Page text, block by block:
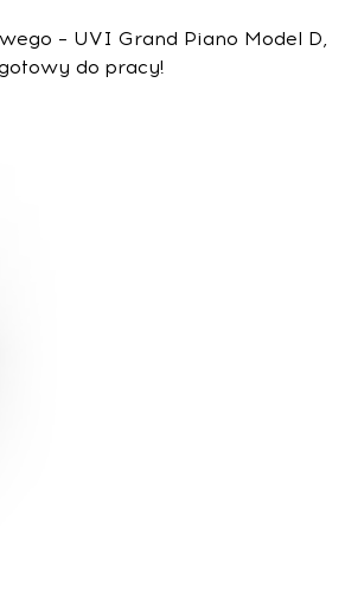
– UVI Grand Piano Model D,
do pracy!